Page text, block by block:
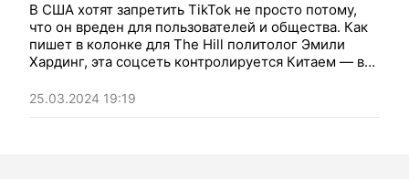
В США хотят запретить TikTok не просто потому,
что он вреден для пользователей и общества. Как
пишет в колонке для The Hill политолог Эмили
Хардинг, эта соцсеть контролируется Китаем — в
инструментом
25.03.2024 19:19